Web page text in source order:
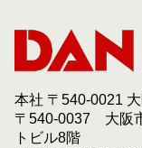
本社 〒540-0021
〒540-0037 大阪
トビル8階